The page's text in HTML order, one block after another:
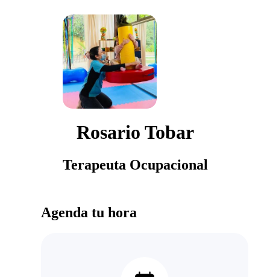
Rosario Tobar
Terapeuta Ocupacional
Agenda tu hora